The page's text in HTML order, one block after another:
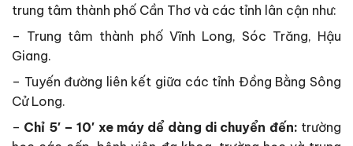
trung tâm thành phố Cần Thơ và các tỉnh lân cận như:
– Trung tâm thành phố Vĩnh Long, Sóc Trăng, Hậu
Giang.
– Tuyến đường liên kết giữa các tỉnh Đồng Bằng Sông
Cử Long.
– Chỉ 5′ – 10′ xe máy dể dàng di chuyển đến: trường